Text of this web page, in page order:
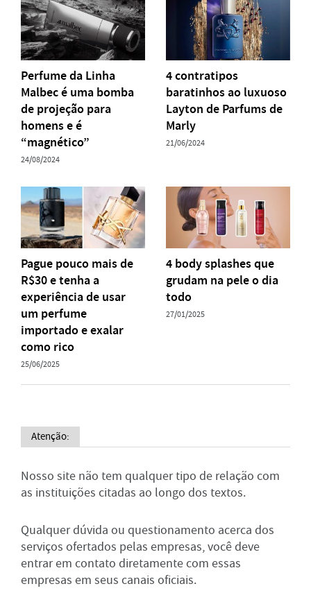
Perfume da Linha
Malbec é uma bomba
de projeção para
homens e é
“magnético”
24/08/2024
4 contratipos
baratinhos ao luxuoso
Layton de Parfums de
Marly
21/06/2024
Pague pouco mais de
R$30 e tenha a
experiência de usar
um perfume
importado e exalar
como rico
25/06/2025
4 body splashes que
grudam na pele o dia
todo
27/01/2025
Atenção:
Nosso site não tem qualquer tipo de relação com
as instituições citadas ao longo dos textos.
Qualquer dúvida ou questionamento acerca dos
serviços ofertados pelas empresas, você deve
entrar em contato diretamente com essas
empresas em seus canais oficiais.